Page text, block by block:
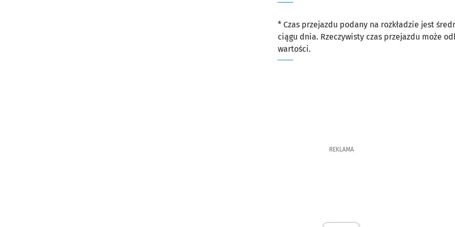
* Czas przejazdu podany na rozkładzie jest
ciągu dnia. Rzeczywisty czas przejazdu może
wartości.
REKLAMA